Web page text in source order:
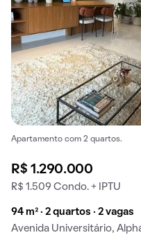
Apartamento com 2 quartos.
R$ 1.290.000
R$ 1.509 Condo. + IPTU
94 m² · 2 quartos · 2 vagas
Avenida Universitário,